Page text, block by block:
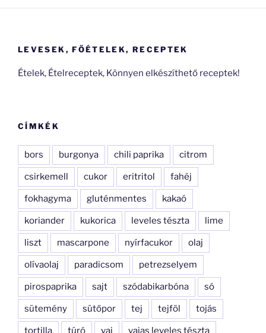
LEVESEK, FŐÉTELEK, RECEPTEK
Ételek, Ételreceptek, Könnyen elkészíthető receptek!
CÍMKÉK
bors burgonya chili paprika citrom
csirkemell cukor eritritol fahéj
fokhagyma gluténmentes kakaó
koriander kukorica leveles tészta lime
liszt mascarpone nyírfacukor olaj
olívaolaj paradicsom petrezselyem
pirospaprika sajt szódabikarbóna só
sütemény sütőpor tej tejföl tojás